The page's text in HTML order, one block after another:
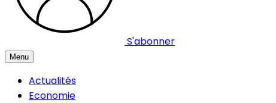
S'abonner
Menu
Actualités
Economie